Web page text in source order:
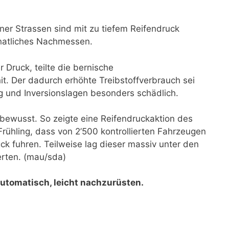
Strassen sind mit zu tiefem Reifendruck
Nachmessen.
Druck, teilte die bernische
Der dadurch erhöhte Treibstoffverbrauch sei
Inversionslagen besonders schädlich.
So zeigte eine Reifendruckaktion des
dass von 2’500 kontrollierten Fahrzeugen
fuhren. Teilweise lag dieser massiv unter den
(mau/sda)
leicht nachzurüsten.